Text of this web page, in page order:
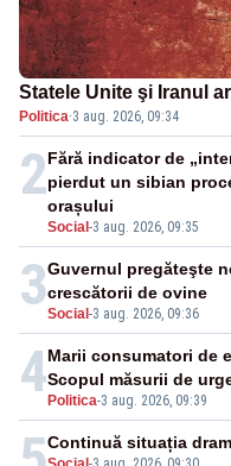
Statele Unite şi Iranul
Politica·3 aug. 2026, 09:34
2
Social -3 aug. 2026, 09:35
Fără indicator de
pierdut un sibian
orașului
3Social -3 aug. 2026, 09:36
Guvernul pregăteşte
crescătorii de ovine
4 Politica-3 aug. 2026, 09:39
Marii consumatori de
Scopul măsurii de
Continuă situația